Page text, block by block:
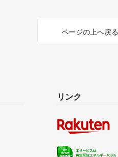
ページの上へ戻る
リンク